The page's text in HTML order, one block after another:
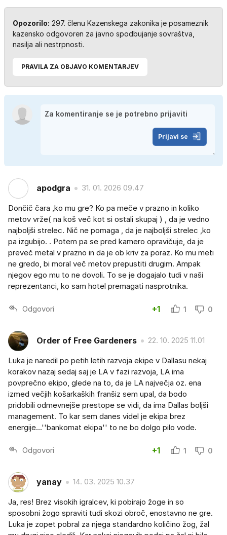
Opozorilo: 297. členu Kazenskega zakonika je posameznik
kazensko odgovoren za javno spodbujanje sovraštva,
nasilja ali nestrpnosti.
PRAVILA ZA OBJAVO KOMENTARJEV
Prijavi se
apodgra 31. 01. 2026 09.47
Dončič čara ,ko mu gre? Ko pa meče v prazno in koliko
metov vrže( na koš več kot si ostali skupaj ) , da je vedno
najboljši strelec. Nič ne pomaga , da je najboljši strelec ,ko
pa izgubijo. . Potem pa se pred kamero opravičuje, da je
preveč metal v prazno in da je ob kriv za poraz. Ko mu meti
ne gredo, bi moral več metov prepustiti drugim. Ampak
njegov ego mu to ne dovoli. To se je dogajalo tudi v naši
reprezentanci, ko sam hotel premagati nasprotnika.
Odgovori +1 1 0
Order of Free Gardeners 22. 10. 2025 11.01
Luka je naredil po petih letih razvoja ekipe v Dallasu nekaj
korakov nazaj sedaj saj je LA v fazi razvoja, LA ima
povprečno ekipo, glede na to, da je LA največja oz. ena
izmed večjih košarkaških franšiz sem upal, da bodo
pridobili odmevnejše prestope se vidi, da ima Dallas boljši
management. To kar sem danes videl je ekipa brez
energije...''bankomat ekipa'' to ne bo dolgo pilo vode.
Odgovori +1 1 0
yanay 14. 03. 2025 10.37
Ja, res! Brez visokih igralcev, ki pobirajo žoge in so
sposobni žogo spraviti tudi skozi obroč, enostavno ne gre.
Luka je zopet pobral za njega standardno količino žog, žal